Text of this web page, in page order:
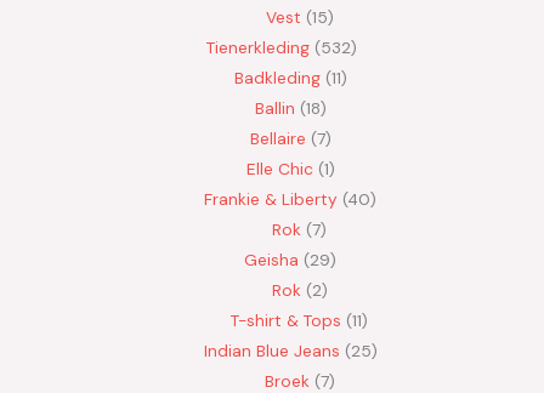
Vest 15
Tienerkleding 532
Badkleding 11
Ballin 18
Bellaire 7
Elle Chic 1
Frankie & Liberty 40
Rok 7
Geisha
29
Rok 2
T-shirt & Tops 11
Indian Blue Jeans 25
Broek 7